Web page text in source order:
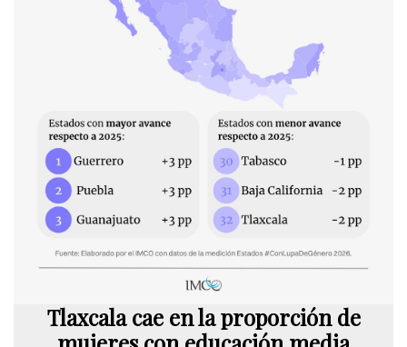
Tlaxcala cae en la proporción de